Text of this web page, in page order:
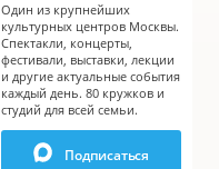
Один из крупнейших
культурных центров Москвы.
Спектакли, концерты,
фестивали, выставки, лекции
и другие актуальные события
каждый день. 80 кружков и
студий для всей семьи.
Подписаться